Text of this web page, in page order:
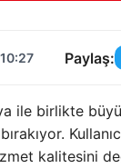
Paylaş:
ile birlikte
kalitesini